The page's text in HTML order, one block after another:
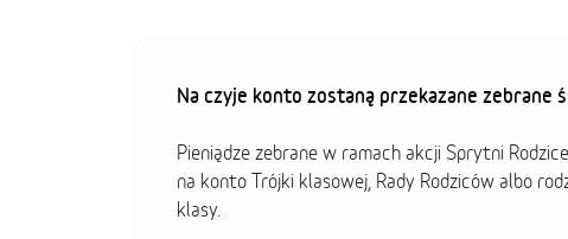
Na czyje konto zostaną przekazane zebrane
Pieniądze zebrane w ramach akcji Sprytni
na konto Trójki klasowej, Rady Rodziców albo
klasy.